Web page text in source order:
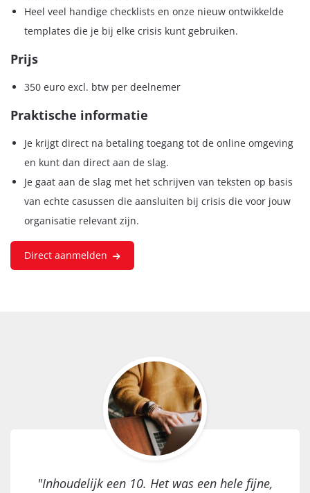
Heel veel handige checklists en onze nieuw ontwikkelde
templates die je bij elke crisis kunt gebruiken.
Prijs
350 euro excl. btw per deelnemer
Praktische informatie
Je krijgt direct na betaling toegang tot de online omgeving
en kunt dan direct aan de slag.
Je gaat aan de slag met het schrijven van teksten op basis
van echte casussen die aansluiten bij crisis die voor jouw
organisatie relevant zijn.
Direct aanmelden
"Inhoudelijk een 10. Het was een hele fijne,